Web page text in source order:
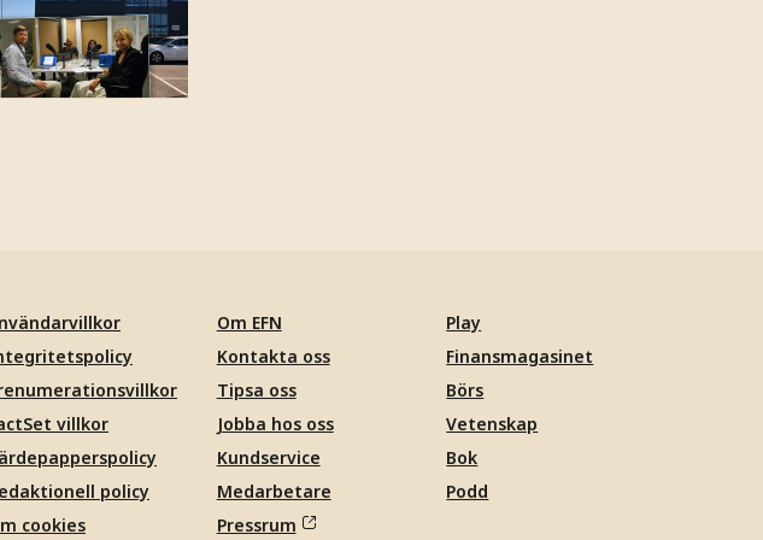
villkor
policy
cookies
Om EFN
Kontakta oss
Tipsa oss
Jobba hos oss
Kundservice
Medarbetare
Pressrum
Play
Finansmagasinet
Börs
Vetenskap
Bok
Podd